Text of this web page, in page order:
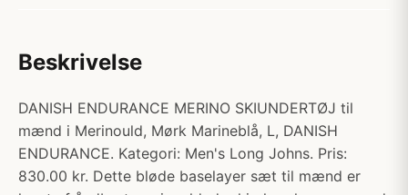
Beskrivelse
DANISH ENDURANCE MERINO SKIUNDERTØJ til
mænd i Merinould, Mørk Marineblå, L, DANISH
ENDURANCE. Kategori: Men's Long Johns. Pris:
830.00 kr. Dette bløde baselayer sæt til mænd er